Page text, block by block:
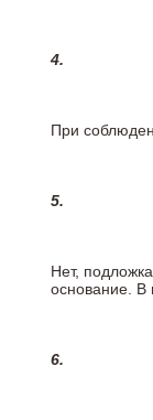
4.
При
5.
Нет,
основание. В